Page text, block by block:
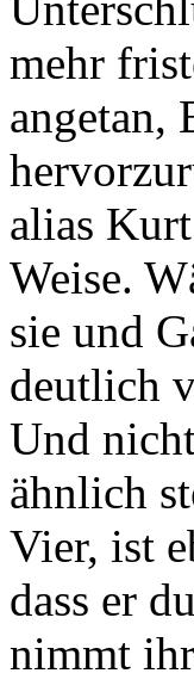
mehr
angetan,
alias
Weise.
sie und
deutlich
Und
ähnlich
Vier, ist
dass er
nimmt